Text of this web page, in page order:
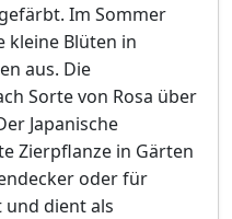
Im Sommer
kleine Blüten in
aus. Die
Sorte von Rosa über
Japanische
Zierpflanze in Gärten
oder für
und dient als